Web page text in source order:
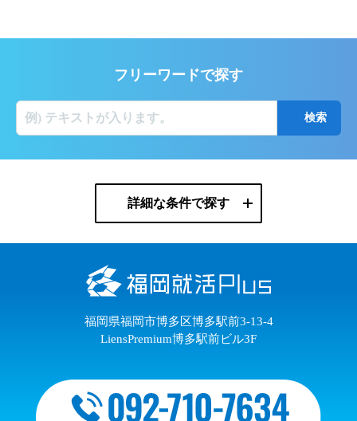
フリーワードで探す
詳細な条件で探す
福岡県福岡市博多区博多駅前3-13-4
LiensPremium博多駅前ビル3F